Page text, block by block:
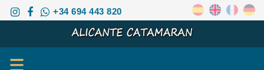
+34 694 443 820